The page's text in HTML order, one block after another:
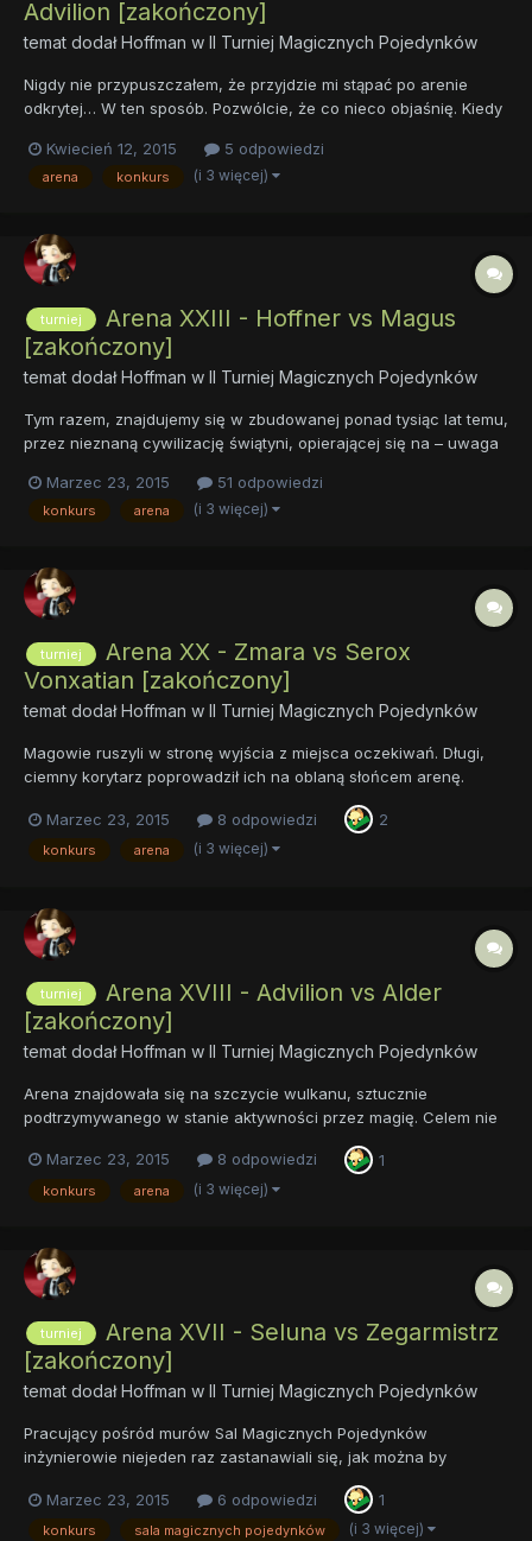
Advilion [zakończony]
temat dodałHoffman w II Turniej Magicznych Pojedynków
Nigdy nie przypuszczałem, że przyjdzie mi stąpać po arenie
odkrytej… W ten sposób. Pozwólcie, że co nieco objaśnię. Kiedy
przynajmniej mnie, są skamieliny, pojedyncze kości, pozostałości
po dawnych cywilizacjach, ruiny. No i pr...
Kwiecień 12, 2015 5 odpowiedzi
arena konkurs (i 3 więcej)
turniej
Arena XXIII - Hoffner vs Magus
[zakończony]
temat dodałHoffman w II Turniej Magicznych Pojedynków
Tym razem, znajdujemy się w zbudowanej ponad tysiąc lat temu,
przez nieznaną cywilizację świątyni, opierającej się na – uwaga
okolice te zamieszkiwało plemię Behemotów, którzy na chwałę
swego boga wznieśli ten wspaniały budynek w jedną noc, p...
Marzec 23, 2015 51 odpowiedzi
konkurs arena (i 3 więcej)
turniej
Arena XX - Zmara vs Serox
Vonxatian [zakończony]
temat dodałHoffman w II Turniej Magicznych Pojedynków
Magowie ruszyli w stronę wyjścia z miejsca oczekiwań. Długi,
ciemny korytarz poprowadził ich na oblaną słońcem arenę.
walczących. Światło odbijało się i wydobywało czystość z
popękanych bloków białego kamienia, które zachodziły na
Marzec 23, 2015 8 odpowiedzi 2
konkurs arena (i 3 więcej)
turniej
Arena XVIII - Advilion vs Alder
[zakończony]
temat dodałHoffman w II Turniej Magicznych Pojedynków
Arena znajdowała się na szczycie wulkanu, sztucznie
podtrzymywanego w stanie aktywności przez magię. Celem nie
życia uczestników – po prostu, efekt końcowy jest dzięki temu
dużo, dużo lepszy, zaś efekty specjalne, jak również atmosfera
Marzec 23, 2015 8 odpowiedzi 1
konkurs arena (i 3 więcej)
turniej
Arena XVII - Seluna vs Zegarmistrz
[zakończony]
temat dodałHoffman w II Turniej Magicznych Pojedynków
Pracujący pośród murów Sal Magicznych Pojedynków
inżynierowie niejeden raz zastanawiali się, jak można by
nad zaklęciami iluzji, runami przekształcającymi, nawet przy
współpracy z alchemikami doprowadziły ich donikąd, toteż
Marzec 23, 2015 6 odpowiedzi 1
konkurs sala magicznych pojedynków (i 3 więcej)